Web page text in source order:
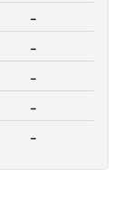
-
-
-
-
-